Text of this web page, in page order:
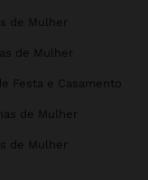
de Mulher
de Mulher
Festa e Casamento
de Mulher
de Mulher